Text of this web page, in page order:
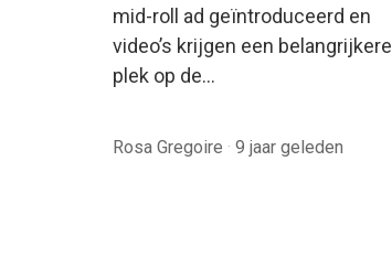
mid-roll ad geïntroduceerd en
video’s krijgen een belangrijkere
plek op de…
Rosa Gregoire · 9 jaar geleden